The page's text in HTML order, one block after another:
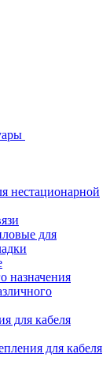
нестационарной
для
назначения
для кабеля
для кабеля